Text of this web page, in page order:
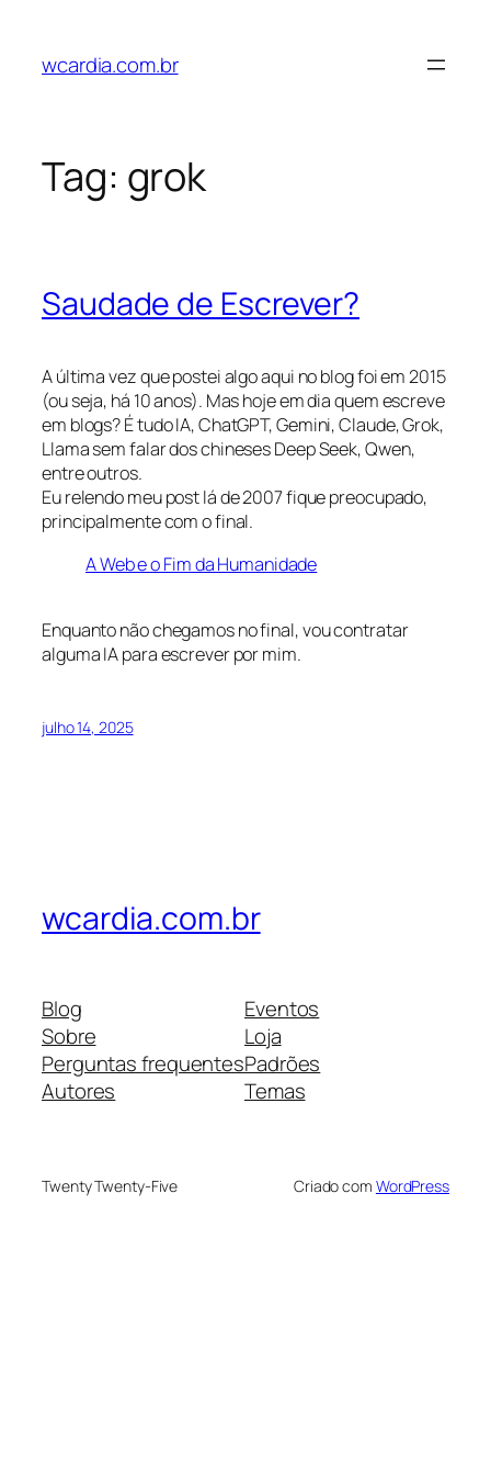
wcardia.com.br
Tag: grok
Saudade de Escrever?
A última vez que postei algo aqui no blog foi em 2015
(ou seja, há 10 anos). Mas hoje em dia quem escreve
em blogs? É tudo IA, ChatGPT, Gemini, Claude, Grok,
Llama sem falar dos chineses Deep Seek, Qwen,
entre outros.
Eu relendo meu post lá de 2007 fique preocupado,
principalmente com o final.
A Web e o Fim da Humanidade
Enquanto não chegamos no final, vou contratar
alguma IA para escrever por mim.
julho 14, 2025
wcardia.com.br
Blog
Sobre
Perguntas frequentes
Autores
Eventos
Loja
Padrões
Temas
Twenty Twenty-Five Criado com WordPress